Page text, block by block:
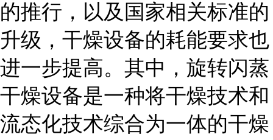
的推行，以及国家相关标准的
升级，干燥设备的耗能要求也
进一步提高。其中，旋转闪蒸
干燥设备是一种将干燥技术和
流态化技术综合为一体的干燥